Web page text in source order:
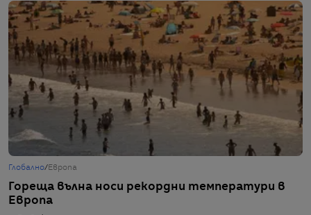
Глобално/ Европа
Гореща вълна носи рекордни температури в
Европа